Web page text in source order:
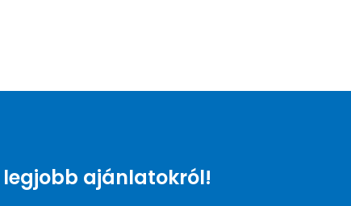
ajánlatokról!